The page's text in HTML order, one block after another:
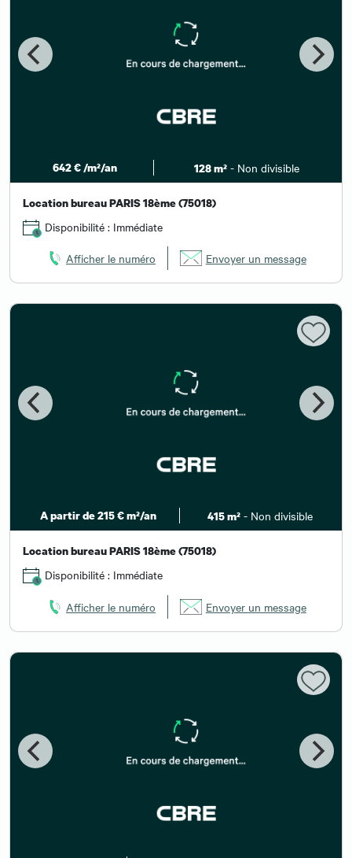
642 € /m²/an 128 m² - Non divisible
Location bureau PARIS 18ème (75018)
Disponibilité : Immédiate
Afficher le numéro Envoyer un message
A partir de 215 € m²/an 415 m²- Non divisible
Location bureau PARIS 18ème (75018)
Disponibilité : Immédiate
Afficher le numéro Envoyer un message